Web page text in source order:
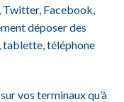
Twitter, Facebook,
déposer des
tablette, téléphone
vos terminaux qu’à